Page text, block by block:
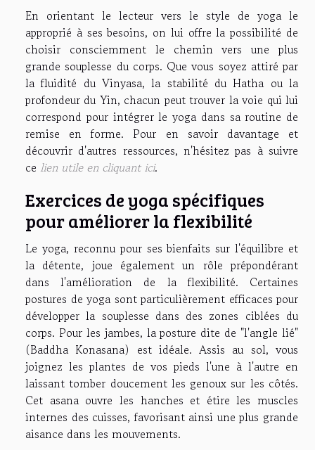
En orientant le lecteur vers le style de yoga le
approprié à ses besoins, on lui offre la possibilité de
choisir consciemment le chemin vers une plus
grande souplesse du corps. Que vous soyez attiré par
la fluidité du Vinyasa, la stabilité du Hatha ou la
profondeur du Yin, chacun peut trouver la voie qui lui
correspond pour intégrer le yoga dans sa routine de
remise en forme. Pour en savoir davantage et
découvrir d'autres ressources, n'hésitez pas à suivre
ce lien utile en cliquant ici.
Exercices de yoga spécifiques
pour améliorer la flexibilité
Le yoga, reconnu pour ses bienfaits sur l'équilibre et
la détente, joue également un rôle prépondérant
dans l'amélioration de la flexibilité. Certaines
postures de yoga sont particulièrement efficaces pour
développer la souplesse dans des zones ciblées du
corps. Pour les jambes, la posture dite de "l'angle lié"
(Baddha Konasana) est idéale. Assis au sol, vous
joignez les plantes de vos pieds l'une à l'autre en
laissant tomber doucement les genoux sur les côtés.
Cet asana ouvre les hanches et étire les muscles
internes des cuisses, favorisant ainsi une plus grande
aisance dans les mouvements.